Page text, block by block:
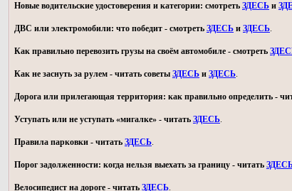
Новые водительские удостоверения и категории: смотреть ЗДЕСЬ и
ДВС или электромобили: что победит - смотреть ЗДЕСЬ и ЗДЕСЬ.
Как правильно перевозить грузы на своём автомобиле - смотреть
Как не заснуть за рулем - читать советы ЗДЕСЬ и ЗДЕСЬ.
Дорога или прилегающая территория: как правильно определить -
Уступать или не уступать «мигалке» - читать ЗДЕСЬ.
Правила парковки - читать ЗДЕСЬ.
Порог задолженности: когда нельзя выехать за границу - читать
Велосипедист на дороге - читать ЗДЕСЬ.